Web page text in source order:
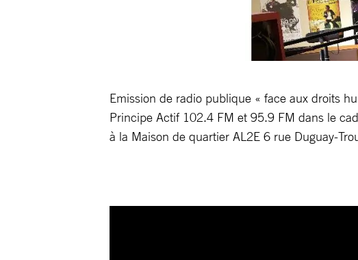
Emission de radio publique « face aux droits
Principe Actif 102.4 FM et 95.9 FM dans le
à la Maison de quartier AL2E 6 rue Duguay-